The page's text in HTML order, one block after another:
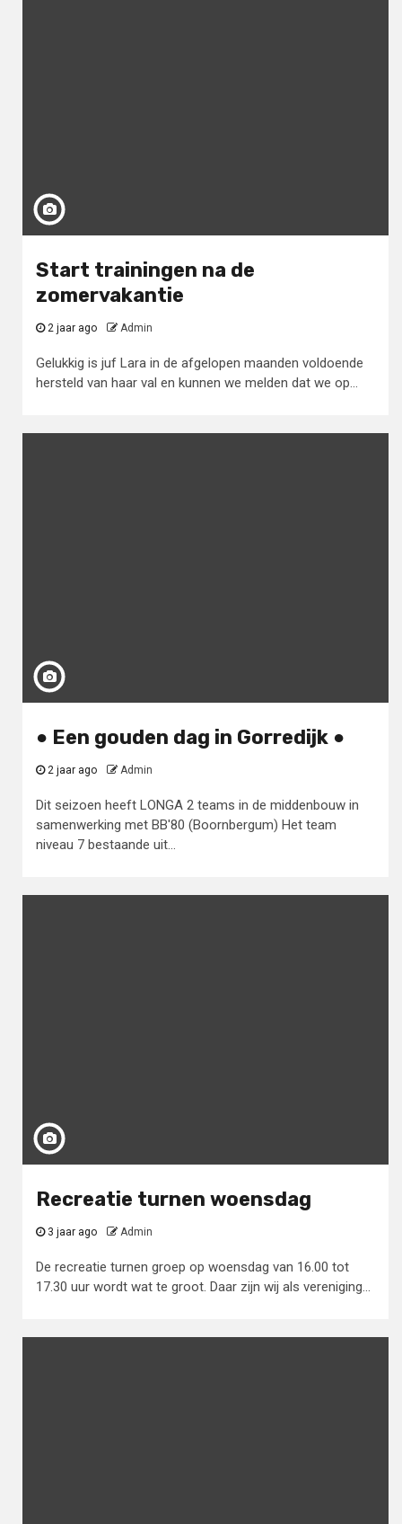
Start trainingen na de
zomervakantie
2 jaar ago Admin
Gelukkig is juf Lara in de afgelopen maanden voldoende
hersteld van haar val en kunnen we melden dat we op...
● Een gouden dag in Gorredijk ●
2 jaar ago Admin
Dit seizoen heeft LONGA 2 teams in de middenbouw in
samenwerking met BB'80 (Boornbergum) Het team
niveau 7 bestaande uit...
Recreatie turnen woensdag
3 jaar ago Admin
De recreatie turnen groep op woensdag van 16.00 tot
17.30 uur wordt wat te groot. Daar zijn wij als vereniging...